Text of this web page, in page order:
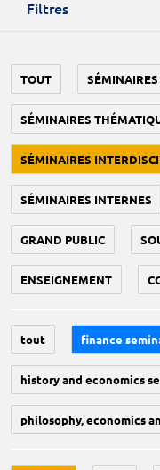
Filtres
TOUT
SÉMINAIRES
SÉMINAIRES
SÉMINAIRES INTERNES
GRAND PUBLIC
ENSEIGNEMENT
tout finance
history and economics
philosophy, economics